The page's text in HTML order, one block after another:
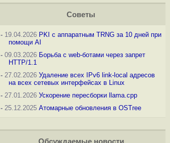
Советы
-19.04.2026 PKI с аппаратным TRNG за 10 дней при
помощи AI
-09.03.2026 Борьба с web-ботами через запрет
HTTP/1.1
-27.02.2026 Удаление всех IPv6 link-local адресов
на всех сетевых интерфейсах в Linux
-27.01.2026 Ускорение пересборки llama.cpp
-25.12.2025 Атомарные обновления в OSTree